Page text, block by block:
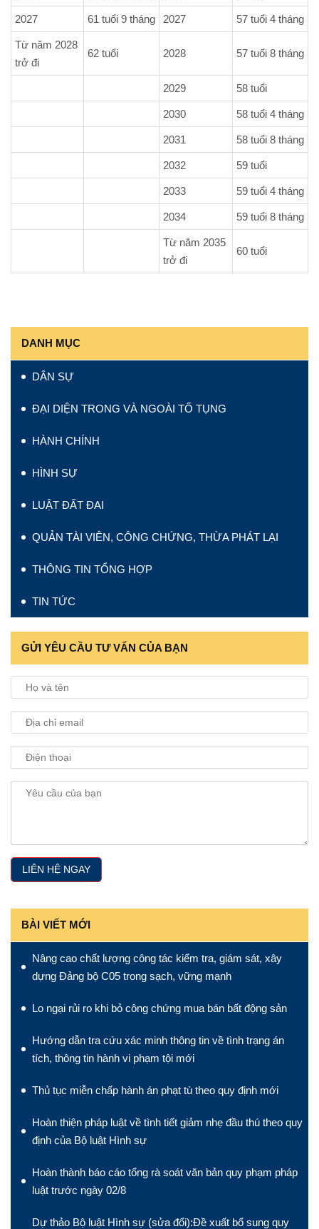
2027 61 tuổi 9 tháng 2027 57 tuổi 4 tháng
Từ năm 2028
trở đi
62 tuổi 2028 57 tuổi 8 tháng
2029 58 tuổi
2030 58 tuổi 4 tháng
2031 58 tuổi 8 tháng
2032 59 tuổi
2033 59 tuổi 4 tháng
2034 59 tuổi 8 tháng
Từ năm 2035
trở đi
60 tuổi
DANH MỤC
DÂN SỰ
ĐẠI DIỆN TRONG VÀ NGOÀI TỐ TỤNG
HÀNH CHÍNH
HÌNH SỰ
LUẬT ĐẤT ĐAI
QUẢN TÀI VIÊN, CÔNG CHỨNG, THỪA PHÁT LẠI
THÔNG TIN TỔNG HỢP
TIN TỨC
GỬI YÊU CẦU TƯ VẤN CỦA BẠN
BÀI VIẾT MỚI
Nâng cao chất lượng công tác kiểm tra, giám sát, xây
dựng Đảng bộ C05 trong sạch, vững mạnh
Lo ngại rủi ro khi bỏ công chứng mua bán bất động sản
Hướng dẫn tra cứu xác minh thông tin về tình trạng án
tích, thông tin hành vi phạm tội mới
Thủ tục miễn chấp hành án phạt tù theo quy định mới
Hoàn thiện pháp luật về tình tiết giảm nhẹ đầu thú theo quy
định của Bộ luật Hình sự
Hoàn thành báo cáo tổng rà soát văn bản quy phạm pháp
luật trước ngày 02/8
Dự thảo Bộ luật Hình sự (sửa đổi):Đề xuất bổ sung quy